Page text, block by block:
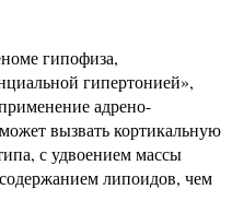
гипофиза,
гипертонией»,
адрено-
вызвать кортикальную
с удвоением массы
липоидов, чем